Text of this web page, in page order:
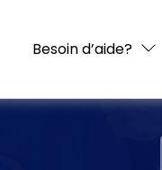
Besoin d’aide?